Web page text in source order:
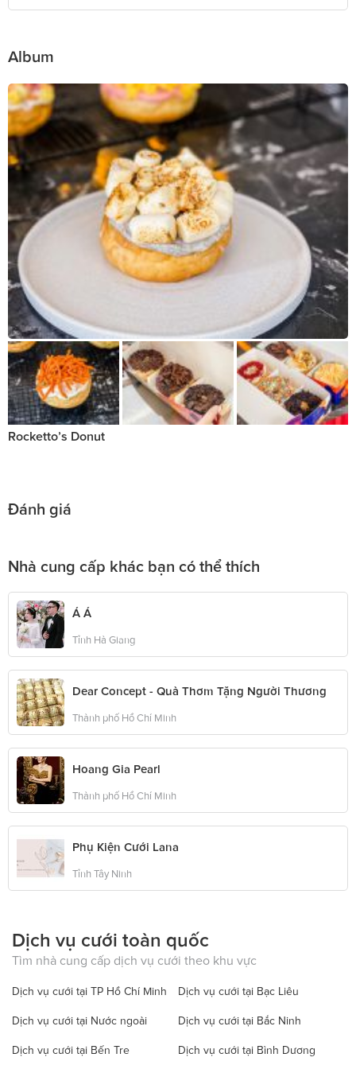
Album
Rocketto’s Donut
Đánh giá
Nhà cung cấp khác bạn có thể thích
Á Á
Tỉnh Hà Giang
Dear Concept - Quà Thơm Tặng Người Thương
Thành phố Hồ Chí Minh
Hoang Gia Pearl
Thành phố Hồ Chí Minh
Phụ Kiện Cưới Lana
Tỉnh Tây Ninh
Dịch vụ cưới toàn quốc
Tìm nhà cung cấp dịch vụ cưới theo khu vực
Dịch vụ cưới tại TP Hồ Chí Minh Dịch vụ cưới tại Bạc Liêu
Dịch vụ cưới tại Nước ngoài Dịch vụ cưới tại Bắc Ninh
Dịch vụ cưới tại Bến Tre Dịch vụ cưới tại Bình Dương